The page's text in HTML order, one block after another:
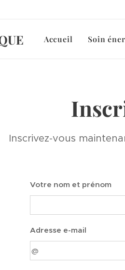
Accueil Soin
Inscrivez-vous
Votre nom et prénom
Adresse e-mail